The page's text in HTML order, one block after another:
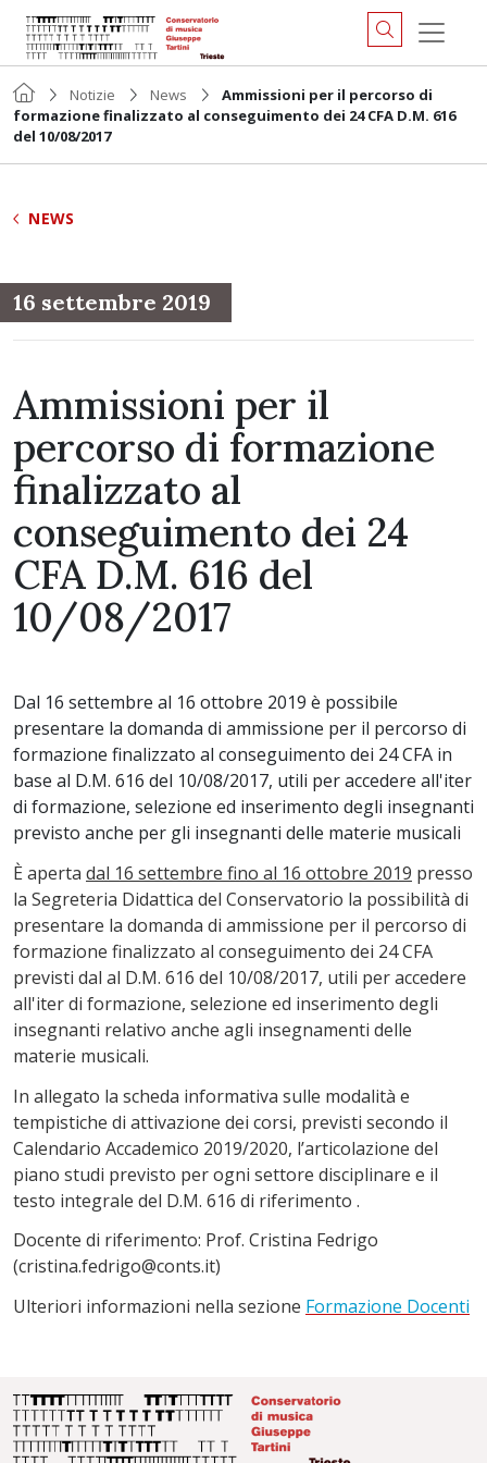
Notizie News
Ammissioni per il percorso di
formazione finalizzato al conseguimento dei 24 CFA D.M. 616
del 10/08/2017
NEWS
16 settembre 2019
Ammissioni per il
percorso di formazione
finalizzato al
conseguimento dei 24
CFA D.M. 616 del
10/08/2017
Dal 16 settembre al 16 ottobre 2019 è possibile
presentare la domanda di ammissione per il percorso di
formazione finalizzato al conseguimento dei 24 CFA in
base al D.M. 616 del 10/08/2017, utili per accedere all'iter
di formazione, selezione ed inserimento degli insegnanti
previsto anche per gli insegnanti delle materie musicali
È aperta dal 16 settembre fino al 16 ottobre 2019 presso
la Segreteria Didattica del Conservatorio la possibilità di
presentare la domanda di ammissione per il percorso di
formazione finalizzato al conseguimento dei 24 CFA
previsti dal al D.M. 616 del 10/08/2017, utili per accedere
all'iter di formazione, selezione ed inserimento degli
insegnanti relativo anche agli insegnamenti delle
materie musicali.
In allegato la scheda informativa sulle modalità e
tempistiche di attivazione dei corsi, previsti secondo il
Calendario Accademico 2019/2020, l’articolazione del
piano studi previsto per ogni settore disciplinare e il
testo integrale del D.M. 616 di riferimento .
Docente di riferimento: Prof. Cristina Fedrigo
(cristina.fedrigo@conts.it)
Ulteriori informazioni nella sezione Formazione Docenti